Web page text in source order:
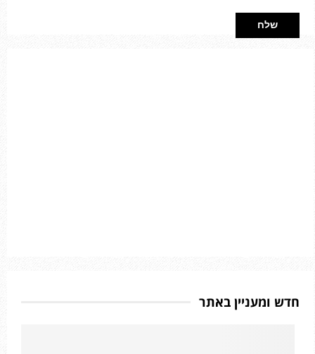
חדש ומעניין באתר